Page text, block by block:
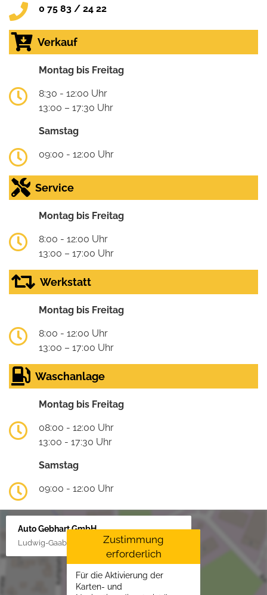
0 75 83 / 24 22
Verkauf
Montag bis Freitag
8:30 - 12:00 Uhr
13:00 – 17:30 Uhr
Samstag
09:00 - 12:00 Uhr
Service
Montag bis Freitag
8:00 - 12:00 Uhr
13:00 – 17:00 Uhr
Werkstatt
Montag bis Freitag
8:00 - 12:00 Uhr
13:00 – 17:00 Uhr
Waschanlage
Montag bis Freitag
08:00 - 12:00 Uhr
13:00 - 17:30 Uhr
Samstag
09:00 - 12:00 Uhr
Auto Gebhart GmbH
Ludwig-Gaab-Str. 4, 88427 Bad Schussenried
Zustimmung
erforderlich
Für die Aktivierung der
Karten- und